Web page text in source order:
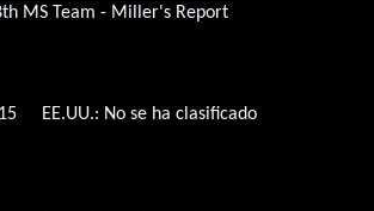
MS Team - Miller's Report
EE.UU.: No se ha clasificado